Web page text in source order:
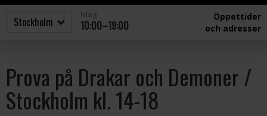
10:00–19:00
Öppettider
och adresser
Prova på Drakar och Demoner /
Stockholm kl. 14-18